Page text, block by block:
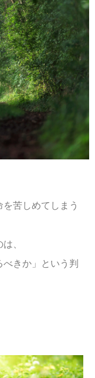
苦しめてしまう
、
べきか」という判